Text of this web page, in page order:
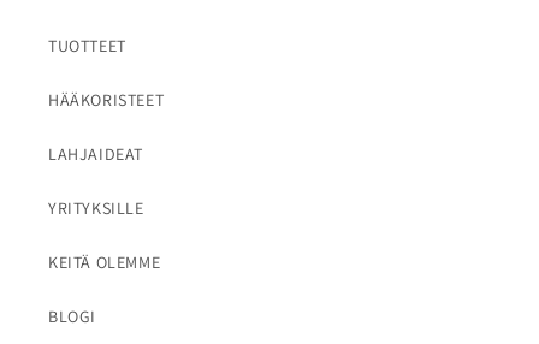
TUOTTEET
HÄÄKORISTEET
LAHJAIDEAT
YRITYKSILLE
KEITÄ OLEMME
BLOGI